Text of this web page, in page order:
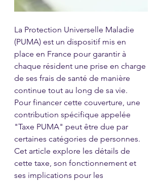
La Protection Universelle Maladie
(PUMA) est un dispositif mis en
place en France pour garantir à
chaque résident une prise en charge
de ses frais de santé de manière
continue tout au long de sa vie.
Pour financer cette couverture, une
contribution spécifique appelée
"Taxe PUMA" peut être due par
certaines catégories de personnes.
Cet article explore les détails de
cette taxe, son fonctionnement et
ses implications pour les